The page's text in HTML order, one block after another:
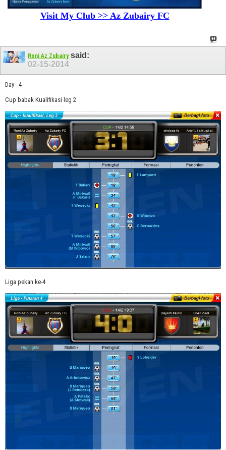
Visit My Club >> Az Zubairy FC
Roni Az Zubairysaid:
02-15-2014
Day - 4
Cup babak Kualifikasi leg 2
Liga pekan ke-4